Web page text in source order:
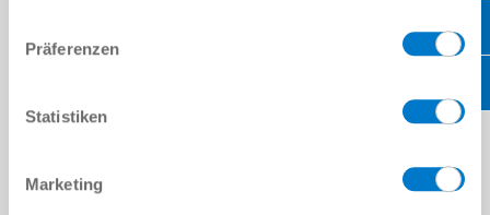
Präferenzen
Statistiken
Marketing
L’avenir de l’automatisation et de la construction
de machines et d’installations